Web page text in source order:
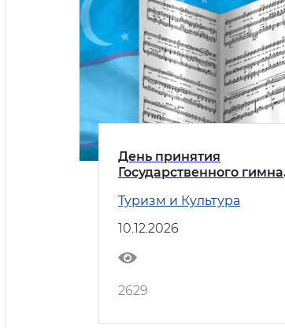
День принятия
Государственного гимна
Туризм и Культура
10.12.2026
2629